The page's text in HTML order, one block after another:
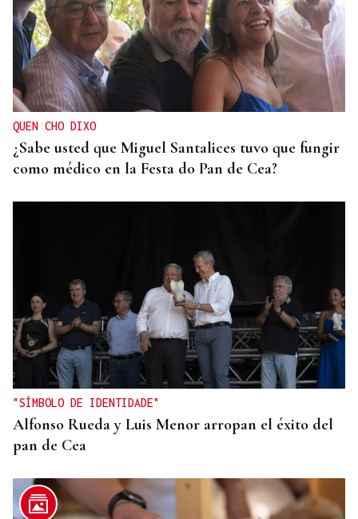
QUEN CHO DIXO
¿Sabe usted que Miguel Santalices tuvo que fungir
como médico en la Festa do Pan de Cea?
"SÍMBOLO DE IDENTIDADE"
Alfonso Rueda y Luis Menor arropan el éxito del
pan de Cea